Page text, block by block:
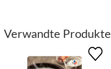
Verwandte Produkte